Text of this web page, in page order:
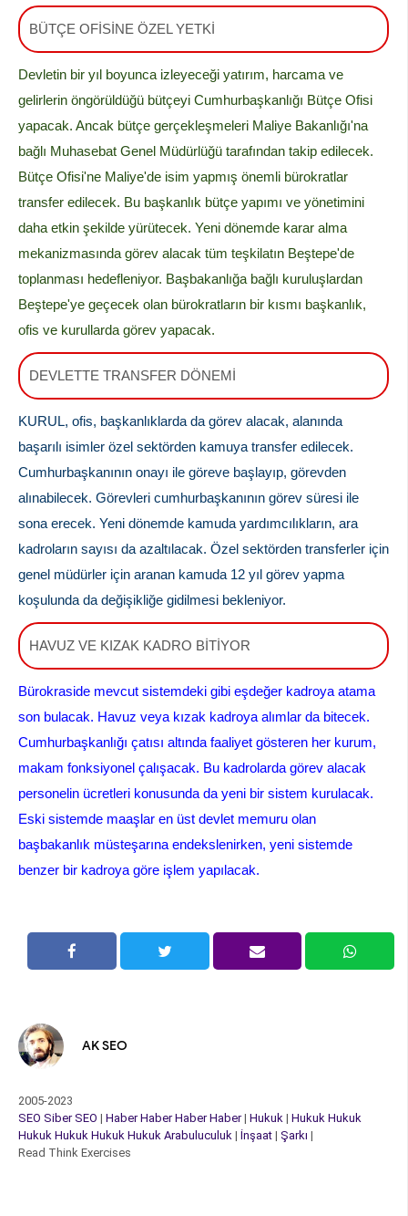
BÜTÇE OFİSİNE ÖZEL YETKİ
Devletin bir yıl boyunca izleyeceği yatırım, harcama ve
gelirlerin öngörüldüğü bütçeyi Cumhurbaşkanlığı Bütçe Ofisi
yapacak. Ancak bütçe gerçekleşmeleri Maliye Bakanlığı'na
bağlı Muhasebat Genel Müdürlüğü tarafından takip edilecek.
Bütçe Ofisi'ne Maliye'de isim yapmış önemli bürokratlar
transfer edilecek. Bu başkanlık bütçe yapımı ve yönetimini
daha etkin şekilde yürütecek. Yeni dönemde karar alma
mekanizmasında görev alacak tüm teşkilatın Beştepe'de
toplanması hedefleniyor. Başbakanlığa bağlı kuruluşlardan
Beştepe'ye geçecek olan bürokratların bir kısmı başkanlık,
ofis ve kurullarda görev yapacak.
DEVLETTE TRANSFER DÖNEMİ
KURUL, ofis, başkanlıklarda da görev alacak, alanında
başarılı isimler özel sektörden kamuya transfer edilecek.
Cumhurbaşkanının onayı ile göreve başlayıp, görevden
alınabilecek. Görevleri cumhurbaşkanının görev süresi ile
sona erecek. Yeni dönemde kamuda yardımcılıkların, ara
kadroların sayısı da azaltılacak. Özel sektörden transferler için
genel müdürler için aranan kamuda 12 yıl görev yapma
koşulunda da değişikliğe gidilmesi bekleniyor.
HAVUZ VE KIZAK KADRO BİTİYOR
Bürokraside mevcut sistemdeki gibi eşdeğer kadroya atama
son bulacak. Havuz veya kızak kadroya alımlar da bitecek.
Cumhurbaşkanlığı çatısı altında faaliyet gösteren her kurum,
makam fonksiyonel çalışacak. Bu kadrolarda görev alacak
personelin ücretleri konusunda da yeni bir sistem kurulacak.
Eski sistemde maaşlar en üst devlet memuru olan
başbakanlık müsteşarına endekslenirken, yeni sistemde
benzer bir kadroya göre işlem yapılacak.
AK SEO
2005-2023
SEO Siber SEO | Haber Haber Haber Haber| Hukuk | Hukuk Hukuk
Hukuk Hukuk Hukuk Hukuk Arabuluculuk | İnşaat | Şarkı |
Read Think Exercises